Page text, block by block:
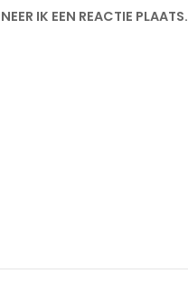
IK EEN REACTIE PLAATS.